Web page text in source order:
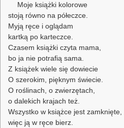
Moje książki kolorowe
stoją równo na półeczce.
Myją ręce i oglądam
kartką po karteczce.
Czasem książki czyta mama,
bo ja nie potrafią sama.
Z książek wiele się dowiecie
O szerokim, pięknym świecie.
O roślinach, o zwierzętach,
o dalekich krajach też.
Wszystko w książce jest zamknięte,
więc ją w ręce bierz.